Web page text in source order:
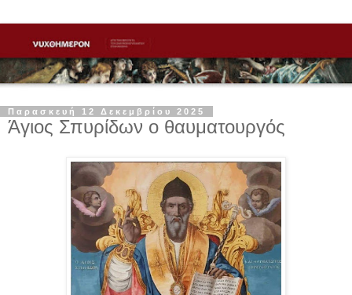
Παρασκευή 12 Δεκεμβρίου 2025
Άγιος Σπυρίδων ο θαυματουργός